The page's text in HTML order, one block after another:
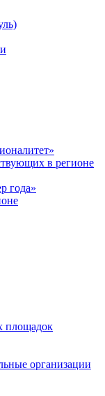
в регионе
года»
площадок
организации